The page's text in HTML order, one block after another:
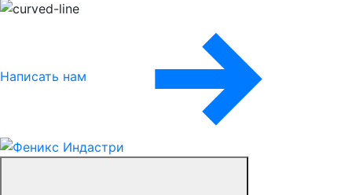
Написать нам